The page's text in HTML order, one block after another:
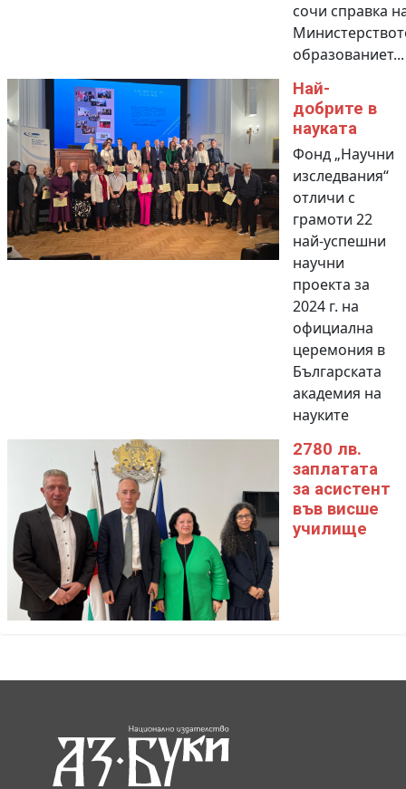
сочи справка
образованиет...
Най-
добрите в
науката
Фонд „Научни
изследвания“
отличи с
грамоти 22
най-успешни
научни
проекта за
2024 г. на
официална
церемония в
Българската
академия на
науките
2780 лв.
заплатата
за асистент
във висше
училище